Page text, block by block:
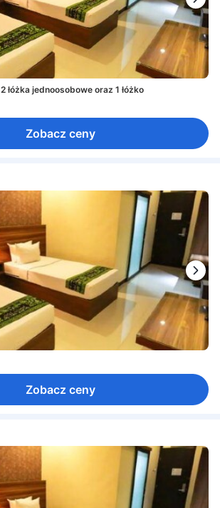
2 łóżka jednoosobowe oraz 1 łóżko
Zobacz ceny
Zobacz ceny